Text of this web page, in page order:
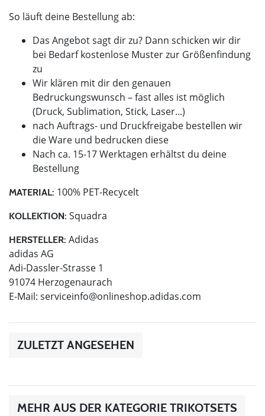
So läuft deine Bestellung ab:
Das Angebot sagt dir zu? Dann schicken wir dir
bei Bedarf kostenlose Muster zur Größenfindung
zu
Wir klären mit dir den genauen
Bedruckungswunsch – fast alles ist möglich
(Druck, Sublimation, Stick, Laser...)
nach Auftrags- und Druckfreigabe bestellen wir
die Ware und bedrucken diese
Nach ca. 15-17 Werktagen erhältst du deine
Bestellung
MATERIAL: 100% PET-Recycelt
KOLLEKTION: Squadra
HERSTELLER: Adidas
adidas AG
Adi-Dassler-Strasse 1
91074 Herzogenaurach
E-Mail: serviceinfo@onlineshop.adidas.com
ZULETZT ANGESEHEN
MEHR AUS DER KATEGORIE TRIKOTSETS